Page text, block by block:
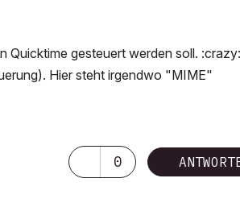
Quicktime gesteuert werden soll. :crazy:
Hier steht irgendwo "MIME"
0